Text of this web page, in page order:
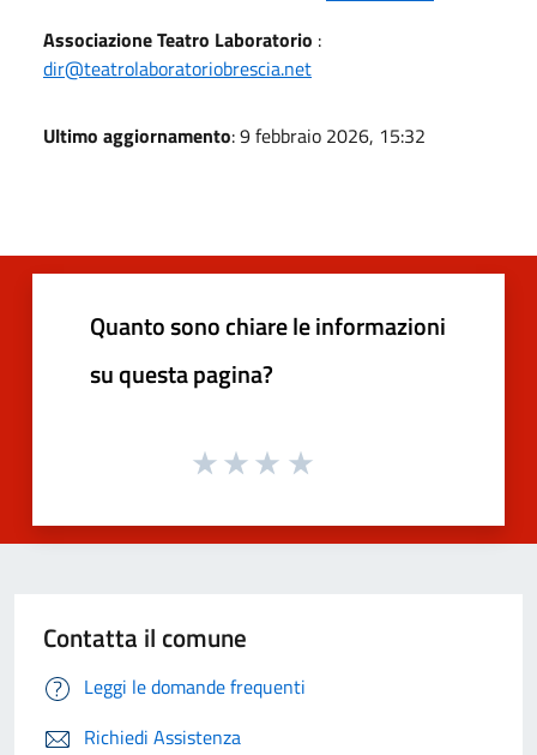
Associazione Teatro Laboratorio :
dir@teatrolaboratoriobrescia.net
Ultimo aggiornamento: 9 febbraio 2026, 15:32
Quanto sono chiare le informazioni
su questa pagina?
Contatta il comune
Leggi le domande frequenti
Richiedi Assistenza